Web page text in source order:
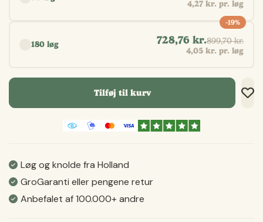
4,27 kr. pr. løg
180 løg 728,76 kr.899,70 kr.
4,05 kr. pr. løg
-19%
Tilføj til kurv
Løg og knolde fra Holland
GroGaranti eller pengene retur
Anbefalet af 100.000+ andre